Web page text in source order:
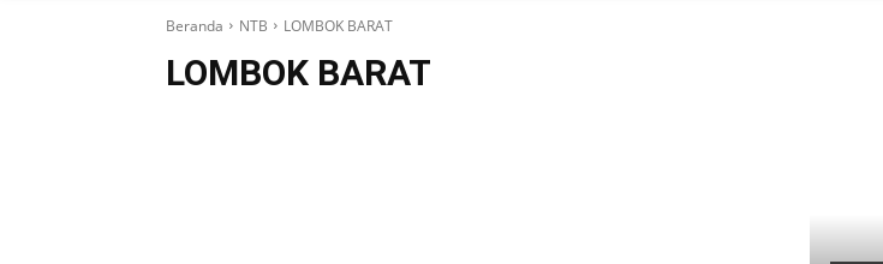
Beranda NTB LOMBOK BARAT
LOMBOK BARAT